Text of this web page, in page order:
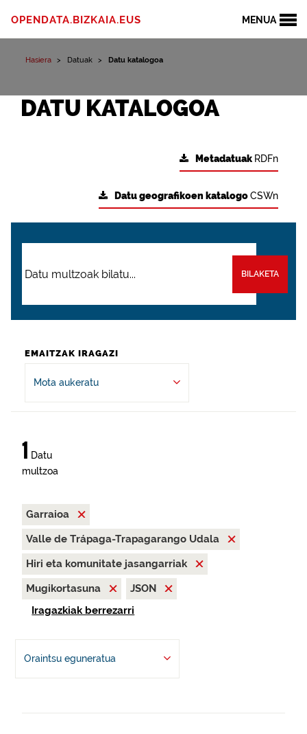
MENUA
OPENDATA.BIZKAIA.EUS
Hasiera Datuak Datu katalogoa
DATU KATALOGOA
Metadatuak RDFn
Datu geografikoen katalogoCSWn
BILAKETA
EMAITZAK IRAGAZI
Mota aukeratu
1 Datu
multzoa
Garraioa
Valle de Trápaga-Trapagarango Udala
Hiri eta komunitate jasangarriak
Mugikortasuna
JSON
Iragazkiak berrezarri
Oraintsu eguneratua